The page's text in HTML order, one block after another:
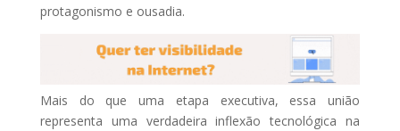
protagonismo e ousadia.
Mais do que uma etapa executiva, essa união
representa uma verdadeira inflexão tecnológica na